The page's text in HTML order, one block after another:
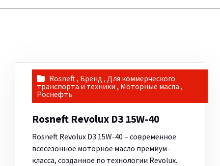
Rosneft, Бренд , Для коммерческого
транспорта и техники , Моторные масла ,
Роснефть
Rosneft Revolux D3 15W-40
Rosneft Revolux D3 15W-40 – современное
всесезонное моторное масло премиум-
класса, созданное по технологии Revolux.